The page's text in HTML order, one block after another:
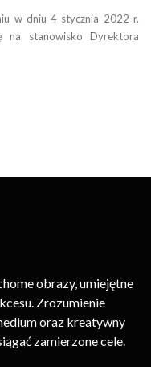
w dniu 4 stycznia 2022 r.
na stanowisko Dyrektora
obrazy, umiejętne
Zrozumienie
oraz kreatywny
zamierzone cele.